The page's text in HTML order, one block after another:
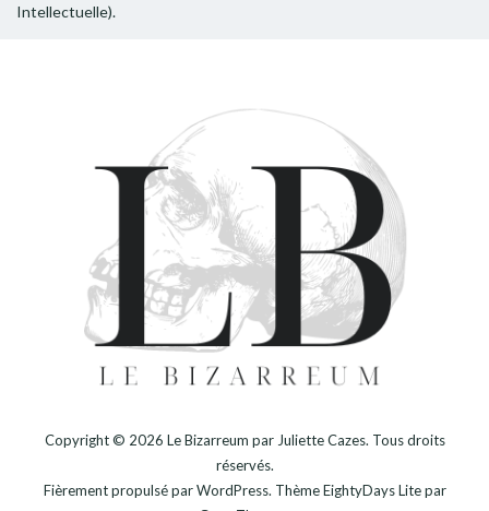
Intellectuelle).
Copyright © 2026 Le Bizarreum par Juliette Cazes. Tous droits
réservés.
Fièrement propulsé parWordPress. ThèmeEightyDays Litepar